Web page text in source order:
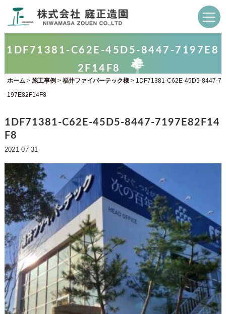
1DF71381-C62E-45D5-8447-7197E8
2F14F8
ホーム> 施工事例 > 福井ファイバーテック様> 1DF71381-C62E-45D5-8447-7
197E82F14F8
1DF71381-C62E-45D5-8447-7197E82F14
F8
2021-07-31